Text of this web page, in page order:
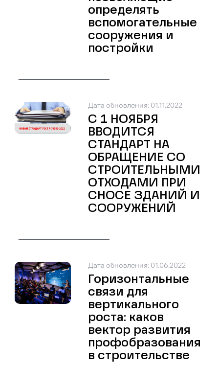
определять
вспомогательные
сооружения и
постройки
Дата обновления: 01.11.2022
С 1 НОЯБРЯ
ВВОДИТСЯ
СТАНДАРТ НА
ОБРАЩЕНИЕ СО
СТРОИТЕЛЬНЫМИ
ОТХОДАМИ ПРИ
СНОСЕ ЗДАНИЙ И
СООРУЖЕНИЙ
Дата обновления: 01.06.2022
Горизонтальные
связи для
вертикального
роста: каков
вектор развития
профобразования
в строительстве